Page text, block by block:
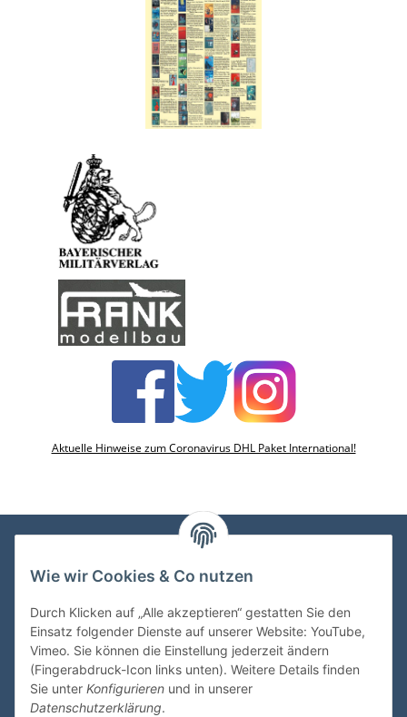
Aktuelle Hinweise zum Coronavirus DHL Paket International!
VDMedien24.de
Kasernenstraße 6-10
66482 Zweibrücken
Tel. 06332 72710
eMail: heinz.nickel@vdmedien.de
Wie wir Cookies & Co nutzen
Durch Klicken auf „Alle akzeptieren“ gestatten Sie den
Einsatz folgender Dienste auf unserer Website: YouTube,
Vimeo. Sie können die Einstellung jederzeit ändern
(Fingerabdruck-Icon links unten). Weitere Details finden
Sie unter Konfigurieren und in unserer
Datenschutzerklärung.